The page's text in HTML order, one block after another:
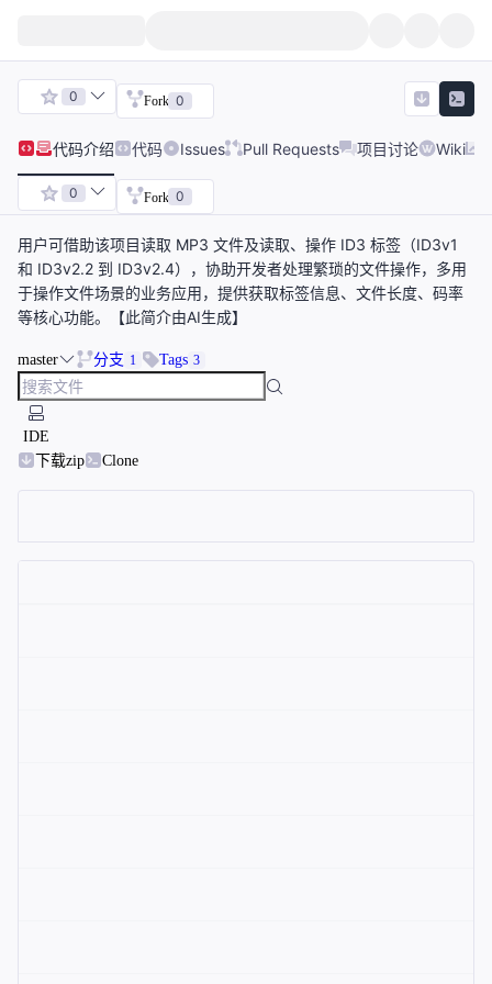
0 Fork 0
代码介绍 代码 Issues Pull Requests 项目讨论 Wiki
0 Fork 0
用户可借助该项目读取 MP3 文件及读取、操作 ID3 标签（ID3v1
和 ID3v2.2 到 ID3v2.4），协助开发者处理繁琐的文件操作，多用
于操作文件场景的业务应用，提供获取标签信息、文件长度、码率
等核心功能。【此简介由AI生成】
master 分支 1 Tags 3
IDE
下载zip
Clone